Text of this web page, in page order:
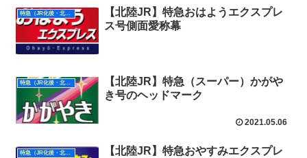
特急（JR化後・北陸）
【北陸JR】特急おはようエクスプレ
ス号側面愛称幕
特急（JR化後・北陸）
【北陸JR】特急（スーパー）かがや
き号のヘッドマーク
2021.05.06
【北陸JR】特急おやすみエクスプレ